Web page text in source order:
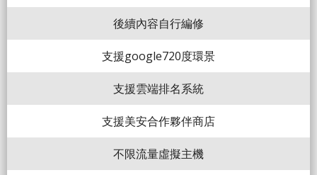
後續內容自行編修
支援google720度環景
支援雲端排名系統
支援美安合作夥伴商店
不限流量虛擬主機